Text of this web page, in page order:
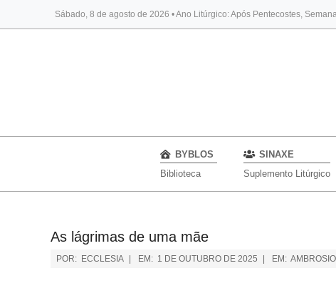
Sábado, 8 de agosto de 2026 • Ano Litúrgico: Após Pentecostes, Semana
BYBLOS
Biblioteca
SINAXE
Suplemento Litúrgico
As lágrimas de uma mãe
POR: ECCLESIA EM: 1 DE OUTUBRO DE 2025 EM: